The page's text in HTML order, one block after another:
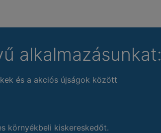
alkalmazásunkat:
és a akciós újságok között
környékbeli kiskereskedőt.